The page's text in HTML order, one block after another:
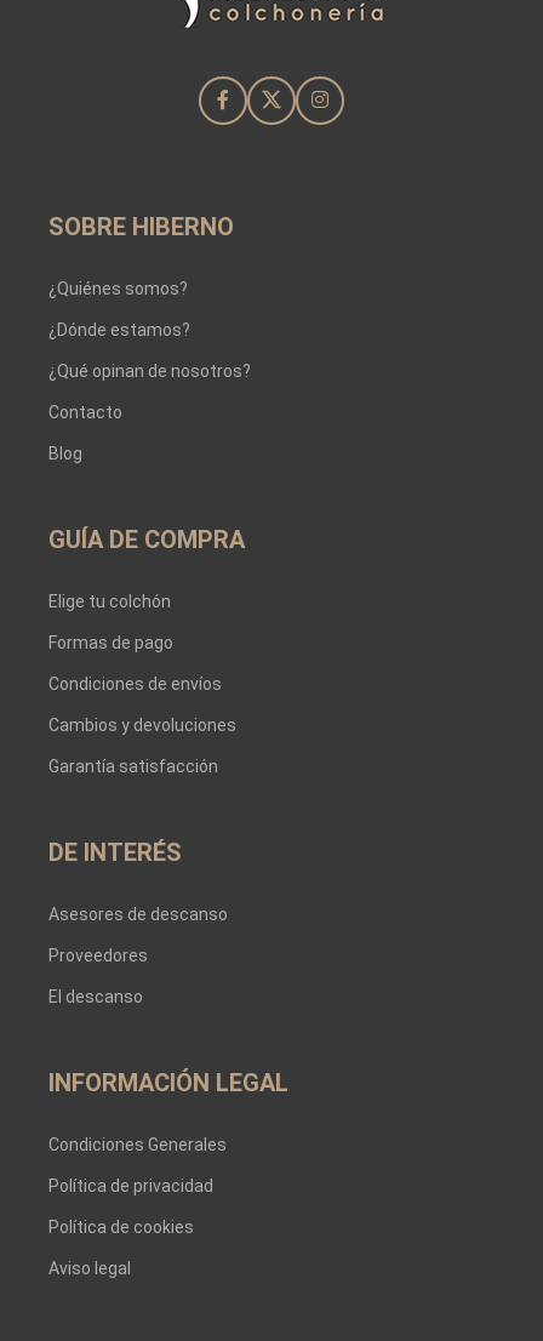
SOBRE HIBERNO
¿Quiénes somos?
¿Dónde estamos?
¿Qué opinan de nosotros?
Contacto
Blog
GUÍA DE COMPRA
Elige tu colchón
Formas de pago
Condiciones de envíos
Cambios y devoluciones
Garantía satisfacción
DE INTERÉS
Asesores de descanso
Proveedores
El descanso
INFORMACIÓN LEGAL
Condiciones Generales
Política de privacidad
Política de cookies
Aviso legal